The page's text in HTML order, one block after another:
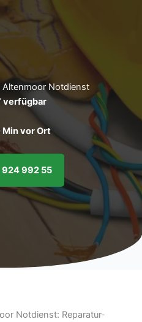
Notdienst
verfügbar
vor Ort
924 992 55
Notdienst: Reparatur-